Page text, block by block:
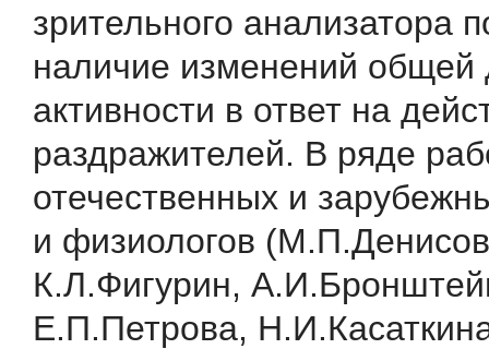
зрительного анализатора
наличие изменений общей
активности в ответ на
раздражителей. В ряде
отечественных и
и физиологов
К.Л.Фигурин,
Е.П.Петрова,